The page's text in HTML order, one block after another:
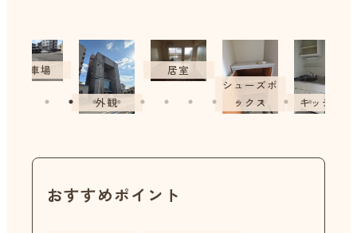
外観
居室
シューズボ
ックス
キッチン
コンロ
おすすめポイント